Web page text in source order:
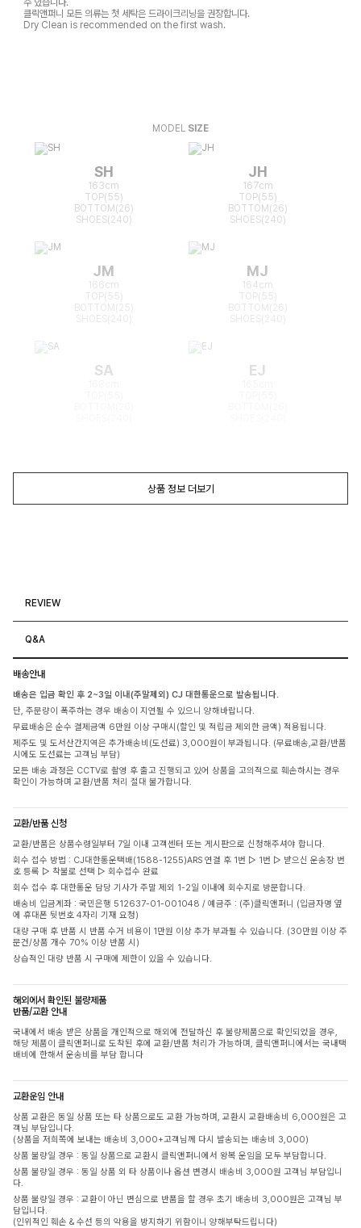
클릭앤퍼니 모든 의류는 첫 세탁은 드라이크리닝을 권장합니다.
Dry Clean is recommended on the first wash.
MODEL SIZE
SH
163cm
TOP(55)
BOTTOM(26)
SHOES(240)
JH
167cm
TOP(55)
BOTTOM(26)
SHOES(240)
JM
166cm
TOP(55)
BOTTOM(25)
MJ
164cm
TOP(55)
BOTTOM(26)
SA EJ
상품 정보 더보기
REVIEW
Q&A
배송안내
배송은 입금 확인 후 2~3일 이내(주말제외) CJ 대한통운으로 발송됩니다.
단, 주문량이 폭주하는 경우 배송이 지연될 수 있으니 양해바랍니다.
무료배송은 순수 결제금액 6만원 이상 구매시(할인 및 적립금 제외한 금액) 적용됩니다.
제주도 및 도서산간지역은 추가배송비(도선료) 3,000원이 부과됩니다. (무료배송,교환/반품
시에도 도선료는 고객님 부담)
모든 배송 과정은 CCTV로 촬영 후 출고 진행되고 있어 상품을 고의적으로 훼손하시는 경우
확인이 가능하며 교환/반품 처리 절대 불가합니다.
교환/반품 신청
교환/반품은 상품수령일부터 7일 이내 고객센터 또는 게시판으로 신청해주셔야 합니다.
회수 접수 방법 : CJ대한통운택배(1588-1255)ARS 연결 후 1번 ▷ 1번 ▷ 받으신 운송장 번
호 등록 ▷ 착불로 선택 ▷ 회수접수 완료
회수 접수 후 대한통운 담당 기사가 주말 제외 1-2일 이내에 회수지로 방문합니다.
배송비 입금계좌 : 국민은행 512637-01-001048 / 예금주 : (주)클릭앤퍼니 (입금자명 옆
에 휴대폰 뒷번호 4자리 기재 요청)
대량 구매 후 반품 시 반품 수거 비용이 1만원 이상 추가 부과될 수 있습니다. (30만원 이상 주
문건/상품 개수 70% 이상 반품 시)
상습적인 대량 반품 시 구매에 제한이 있을 수 있습니다.
해외에서 확인된 불량제품
반품/교환 안내
국내에서 배송 받은 상품을 개인적으로 해외에 전달하신 후 불량제품으로 확인되었을 경우,
해당 제품이 클릭앤퍼니로 도착된 후에 교환/반품 처리가 가능하며, 클릭앤퍼니에서는 국내택
배비에 한해서 운송비를 부담 합니다
교환운임 안내
상품 교환은 동일 상품 또는 타 상품으로도 교환 가능하며, 교환시 교환배송비 6,000원은 고
객님 부담입니다.
(상품을 저희쪽에 보내는 배송비 3,000+고객님께 다시 발송되는 배송비 3,000)
상품 불량일 경우 : 동일 상품으로 교환시 클릭앤퍼니에서 왕복 운임을 모두 부담합니다.
상품 불량일 경우 : 동일 상품 외 타 상품이나 옵션 변경시 배송비 3,000원 고객님 부담입니
다.
상품 불량일 경우 : 교환이 아닌 변심으로 반품을 할 경우 초기 배송비 3,000원은 고객님 부
담입니다.
(인위적인 훼손 & 수선 등의 악용을 방지하기 위함이니 양해부탁드립니다)